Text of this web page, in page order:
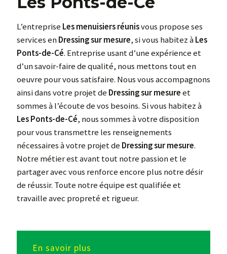
L’entreprise Les menuisiers réunisvous propose ses
services enDressing sur mesure, si vous habitez àLes
Ponts-de-Cé. Entreprise usant d’une expérience et
d’un savoir-faire de qualité, nous mettons tout en
oeuvre pour vous satisfaire. Nous vous accompagnons
ainsi dans votre projet de Dressing sur mesureet
sommes à l’écoute de vos besoins. Si vous habitez à
Les Ponts-de-Cé, nous sommes à votre disposition
pour vous transmettre les renseignements
nécessaires à votre projet de Dressing sur mesure.
Notre métier est avant tout notre passion et le
partager avec vous renforce encore plus notre désir
de réussir. Toute notre équipe est qualifiée et
travaille avec propreté et rigueur.
En savoir plus